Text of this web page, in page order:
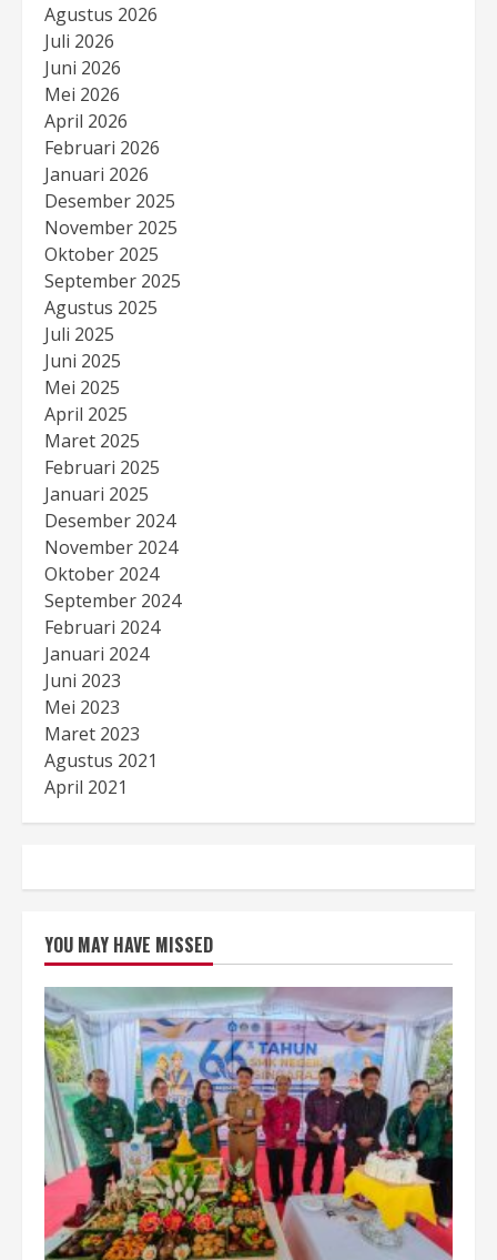
Agustus 2026
Juli 2026
Juni 2026
Mei 2026
April 2026
Februari 2026
Januari 2026
Desember 2025
November 2025
Oktober 2025
September 2025
Agustus 2025
Juli 2025
Juni 2025
Mei 2025
April 2025
Maret 2025
Februari 2025
Januari 2025
Desember 2024
November 2024
Oktober 2024
September 2024
Februari 2024
Januari 2024
Juni 2023
Mei 2023
Maret 2023
Agustus 2021
April 2021
YOU MAY HAVE MISSED